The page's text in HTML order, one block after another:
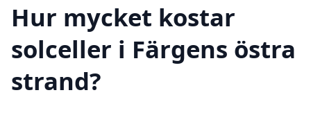
Hur mycket kostar
solceller i Färgens östra
strand?